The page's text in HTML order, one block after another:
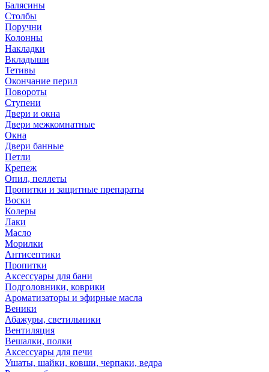
Балясины
Столбы
Поручни
Колонны
Накладки
Вкладыши
Тетивы
Окончание перил
Повороты
Ступени
Двери и окна
Двери межкомнатные
Окна
Двери банные
Петли
Крепеж
Опил, пеллеты
Пропитки и защитные препараты
Воски
Колеры
Лаки
Масло
Морилки
Антисептики
Пропитки
Аксессуары для бани
Подголовники, коврики
Ароматизаторы и эфирные масла
Веники
Абажуры, светильники
Вентиляция
Вешалки, полки
Аксессуары для печи
Ушаты, шайки, ковши, черпаки, ведра